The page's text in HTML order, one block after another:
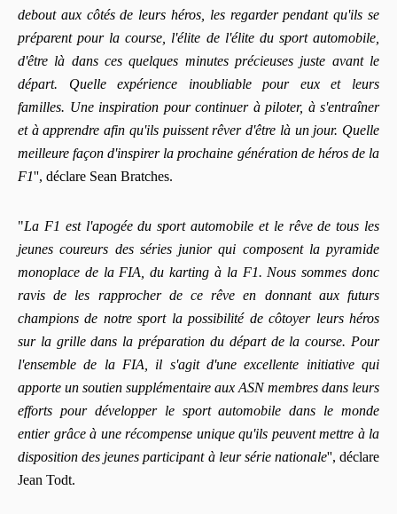
debout aux côtés de leurs héros, les regarder pendant qu'ils se
préparent pour la course, l'élite de l'élite du sport automobile,
d'être là dans ces quelques minutes précieuses juste avant le
départ. Quelle expérience inoubliable pour eux et leurs
familles. Une inspiration pour continuer à piloter, à s'entraîner
et à apprendre afin qu'ils puissent rêver d'être là un jour. Quelle
meilleure façon d'inspirer la prochaine génération de héros de la
F1'', déclare Sean Bratches.
"La F1 est l'apogée du sport automobile et le rêve de tous les
jeunes coureurs des séries junior qui composent la pyramide
monoplace de la FIA, du karting à la F1. Nous sommes donc
ravis de les rapprocher de ce rêve en donnant aux futurs
champions de notre sport la possibilité de côtoyer leurs héros
sur la grille dans la préparation du départ de la course. Pour
l'ensemble de la FIA, il s'agit d'une excellente initiative qui
apporte un soutien supplémentaire aux ASN membres dans leurs
efforts pour développer le sport automobile dans le monde
entier grâce à une récompense unique qu'ils peuvent mettre à la
disposition des jeunes participant à leur série nationale'', déclare
Jean Todt.